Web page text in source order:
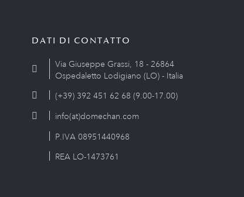
DATI DI CONTATTO
Via Giuseppe Grassi, 18 - 26864
Ospedaletto Lodigiano (LO) - Italia
(+39) 392 451 62 68 (9.00-17.00)
info(at)domechan.com
P.IVA 08951440968
REA LO-1473761